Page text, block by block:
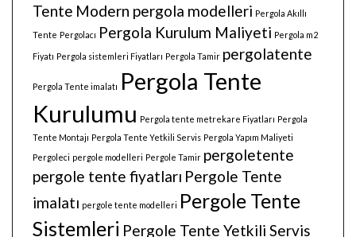
Tente Modern pergola modelleri Pergola Akıllı
Tente Pergolacı Pergola Kurulum Maliyeti Pergola m2
Fiyatı Pergola sistemleri Fiyatları Pergola Tamir pergolatente
Pergola Tente imalatı Pergola Tente
Kurulumu Pergola tente metrekare Fiyatları Pergola
Tente Montajı Pergola Tente Yetkili Servis Pergola Yapım Maliyeti
Pergoleci pergole modelleri Pergole Tamir pergoletente
pergole tente fiyatları Pergole Tente
imalatı pergole tente modelleri Pergole Tente
Sistemleri Pergole Tente Yetkili Servis